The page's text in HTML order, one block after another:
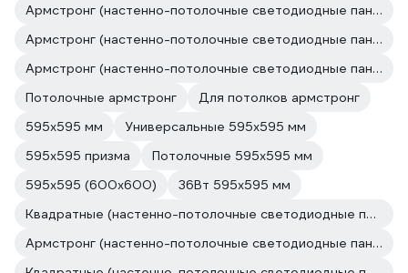
Армстронг (настенно-потолочные светодиодные панели)
Армстронг (настенно-потолочные светодиодные панели)
Армстронг (настенно-потолочные светодиодные панели)
Потолочные армстронг
Для потолков армстронг
595х595 мм
Универсальные 595х595 мм
595х595 призма
Потолочные 595х595 мм
595х595 (600х600)
36Вт 595х595 мм
Квадратные (настенно-потолочные светодиодные панели)
Армстронг (настенно-потолочные светодиодные панели)